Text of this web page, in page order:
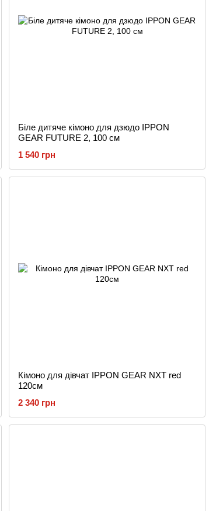
Біле дитяче кімоно для дзюдо IPPON
GEAR FUTURE 2, 100 см
1 540 грн
Кімоно для дівчат IPPON GEAR NXT red
120см
2 340 грн